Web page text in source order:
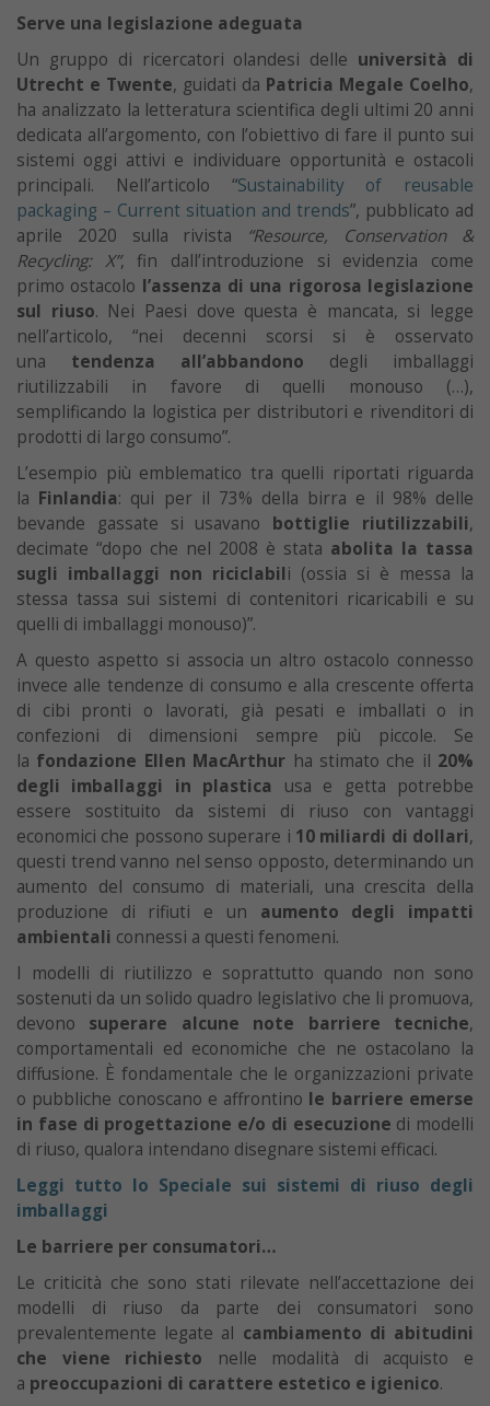
Serve una legislazione adeguata
Un gruppo di ricercatori olandesi delle università di
Utrecht e Twente, guidati da Patricia Megale Coelho,
ha analizzato la letteratura scientifica degli ultimi 20 anni
dedicata all’argomento, con l’obiettivo di fare il punto sui
sistemi oggi attivi e individuare opportunità e ostacoli
principali. Nell’articolo “Sustainability of reusable
packaging – Current situation and trends”, pubblicato ad
aprile 2020 sulla rivista “Resource, Conservation &
Recycling: X”, fin dall’introduzione si evidenzia come
primo ostacolo l’assenza di una rigorosa legislazione
sul riuso. Nei Paesi dove questa è mancata, si legge
nell’articolo, “nei decenni scorsi si è osservato
una tendenza all’abbandono degli imballaggi
riutilizzabili in favore di quelli monouso (…),
semplificando la logistica per distributori e rivenditori di
prodotti di largo consumo”.
L’esempio più emblematico tra quelli riportati riguarda
la Finlandia: qui per il 73% della birra e il 98% delle
bevande gassate si usavano bottiglie riutilizzabili,
decimate “dopo che nel 2008 è stata abolita la tassa
sugli imballaggi non riciclabili (ossia si è messa la
stessa tassa sui sistemi di contenitori ricaricabili e su
quelli di imballaggi monouso)”.
A questo aspetto si associa un altro ostacolo connesso
invece alle tendenze di consumo e alla crescente offerta
di cibi pronti o lavorati, già pesati e imballati o in
confezioni di dimensioni sempre più piccole. Se
la fondazione Ellen MacArthur ha stimato che il 20%
degli imballaggi in plastica
usa e getta potrebbe
essere sostituito da sistemi di riuso con vantaggi
economici che possono superare i 10 miliardi di dollari,
questi trend vanno nel senso opposto, determinando un
aumento del consumo di materiali, una crescita della
produzione di rifiuti e un aumento degli impatti
ambientali connessi a questi fenomeni.
I modelli di riutilizzo e soprattutto quando non sono
sostenuti da un solido quadro legislativo che li promuova,
devono superare alcune note barriere tecniche,
comportamentali ed economiche che ne ostacolano la
diffusione. È fondamentale che le organizzazioni private
o pubbliche conoscano e affrontino le barriere emerse
in fase di progettazione e/o di esecuzione di modelli
di riuso, qualora intendano disegnare sistemi efficaci.
Leggi tutto lo Speciale sui sistemi di riuso degli
imballaggi
Le barriere per consumatori…
Le criticità che sono stati rilevate nell’accettazione dei
modelli di riuso da parte dei consumatori sono
prevalentemente legate al cambiamento di abitudini
che viene richiesto nelle modalità di acquisto e
a preoccupazioni di carattere estetico e igienico.